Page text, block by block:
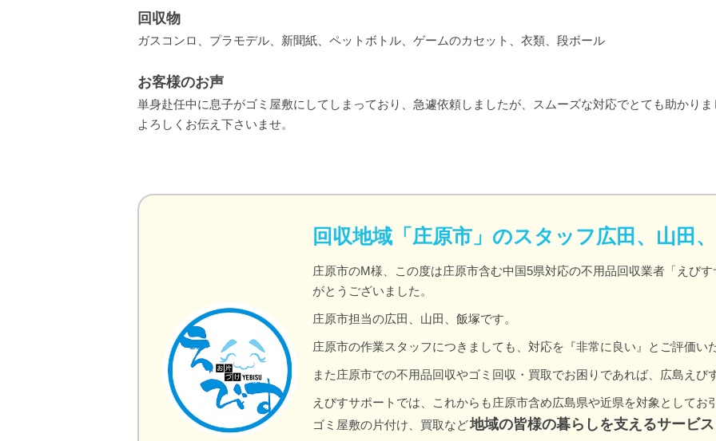
回収物
ガスコンロ、プラモデル、新聞紙、ペットボトル、ゲームのカセット、衣類、段ボール
お客様のお声
単身赴任中に息子がゴミ屋敷にしてしまっており、急遽依頼しましたが、スムーズな対応でとても助かり
よろしくお伝え下さいませ。
回収地域「庄原市」のスタッフ広田、山田
庄原市のM様、この度は庄原市含む中国5県対応の不用品回収業者「えび
がとうございました。
庄原市担当の広田、山田、飯塚です。
庄原市の作業スタッフにつきましても、対応を『非常に良い』とご評価い
また庄原市での不用品回収やゴミ回収・買取でお困りであれば、広島えび
えびすサポートでは、これからも庄原市含め広島県や近県を対象としてお
ゴミ屋敷の片付け、買取など地域の皆様の暮らしを支えるサービス